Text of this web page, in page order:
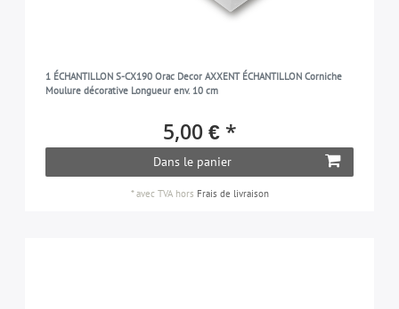
1 ÉCHANTILLON S-CX190 Orac Decor AXXENT ÉCHANTILLON Corniche
Moulure décorative Longueur env. 10 cm
5,00 € *
Dans le panier
*avec TVAhors Frais de livraison